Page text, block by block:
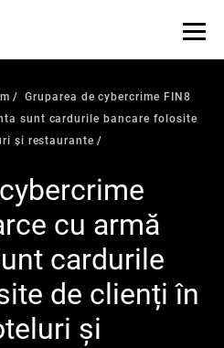
Gruparea de cybercrime FIN8
sunt cardurile bancare folosite
și restaurante
cu armă
cardurile
de clienți în
și